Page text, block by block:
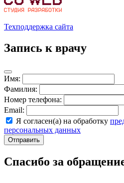
Техподдержка сайта
Запись к врачу
Имя:
Фамилия:
Номер телефона:
Email:
Я согласен(а) на обработку
персональных данных
Отправить
Спасибо за